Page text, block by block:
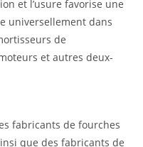
et l’usure favorise une
universellement dans
de
et autres deux-
fabricants de fourches
que des fabricants de